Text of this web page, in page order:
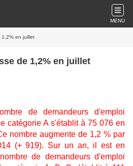
MENU
en juillet
de 1,2% en juillet
de demandeurs d'emploi
catégorie A s'établit à 75 076 en
nombre augmente de 1,2 % par
(+ 919). Sur un an, il est en
de demandeurs d'emploi